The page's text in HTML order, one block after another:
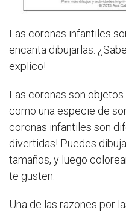
Las coronas infantiles
encanta dibujarlas.
explico!
Las coronas son objetos
como una especie de
coronas infantiles son
divertidas! Puedes
tamaños, y luego
te gusten.
Una de las razones por